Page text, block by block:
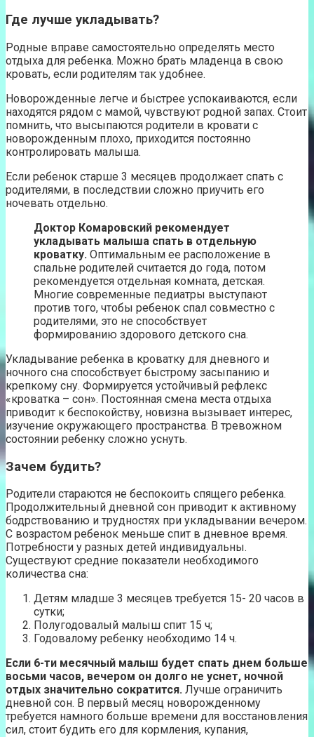
Где лучше укладывать?
Родные вправе самостоятельно определять место
отдыха для ребенка. Можно брать младенца в свою
кровать, если родителям так удобнее.
Новорожденные легче и быстрее успокаиваются, если
находятся рядом с мамой, чувствуют родной запах. Стоит
помнить, что высыпаются родители в кровати с
новорожденным плохо, приходится постоянно
контролировать малыша.
Если ребенок старше 3 месяцев продолжает спать с
родителями, в последствии сложно приучить его
ночевать отдельно.
Доктор Комаровский рекомендует
укладывать малыша спать в отдельную
кроватку. Оптимальным ее расположение в
спальне родителей считается до года, потом
рекомендуется отдельная комната, детская.
Многие современные педиатры выступают
против того, чтобы ребенок спал совместно с
родителями, это не способствует
формированию здорового детского сна.
Укладывание ребенка в кроватку для дневного и
ночного сна способствует быстрому засыпанию и
крепкому сну. Формируется устойчивый рефлекс
«кроватка – сон». Постоянная смена места отдыха
приводит к беспокойству, новизна вызывает интерес,
изучение окружающего пространства. В тревожном
состоянии ребенку сложно уснуть.
Зачем будить?
Родители стараются не беспокоить спящего ребенка.
Продолжительный дневной сон приводит к активному
бодрствованию и трудностях при укладывании вечером.
С возрастом ребенок меньше спит в дневное время.
Потребности у разных детей индивидуальны.
Существуют средние показатели необходимого
количества сна:
Детям младше 3 месяцев требуется 15- 20 часов в
сутки;
Полугодовалый малыш спит 15 ч;
Годовалому ребенку необходимо 14 ч.
Если 6-ти месячный малыш будет спать днем больше
восьми часов, вечером он долго не уснет, ночной
отдых значительно сократится. Лучше ограничить
дневной сон. В первый месяц новорожденному
требуется намного больше времени для восстановления
сил, стоит будить его для кормления, купания,